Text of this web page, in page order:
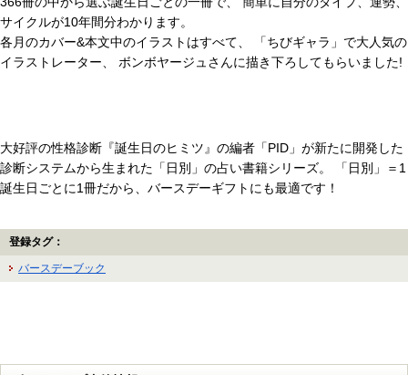
サイクルが10年間分わかります。
各月のカバー&本文中のイラストはすべて、 「ちびギャラ」で大人気の
イラストレーター、 ボンボヤージュさんに描き下ろしてもらいました!
大好評の性格診断『誕生日のヒミツ』の編者「PID」が新たに開発した
診断システムから生まれた「日別」の占い書籍シリーズ。 「日別」＝1
誕生日ごとに1冊だから、バースデーギフトにも最適です！
登録タグ：
バースデーブック